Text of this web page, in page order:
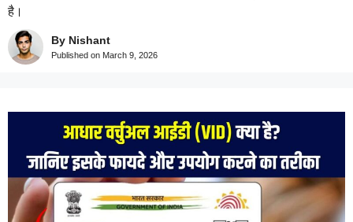
है।
By Nishant
Published on March 9, 2026